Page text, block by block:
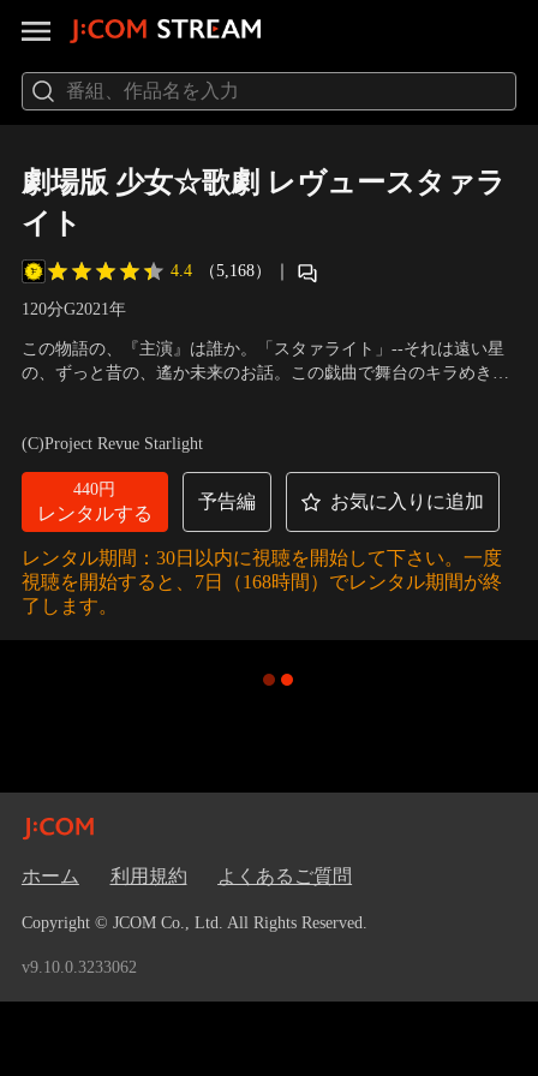
劇場版 少女☆歌劇 レヴュースタァラ
イト
4.4 （5,168） ｜
120分G2021年
この物語の、『主演』は誰か。「スタァライト」--それは遠い星
の、ずっと昔の、遙か未来のお話。この戯曲で舞台のキラめきを
果たすために。わずか5歳で運命を溶鉱炉に。--危険、ですねぇ。
やがて二人は再会します。一人は悲劇の舞台に立ち続け…。
(C)Project Revue Starlight
440円
レンタルする
予告編 お気に入りに追加
レンタル期間：30日以内に視聴を開始して下さい。一度
視聴を開始すると、7日（168時間）でレンタル期間が終
了します。
ホーム 利用規約 よくあるご質問
Copyright © JCOM Co., Ltd. All Rights Reserved.
v9.10.0.3233062